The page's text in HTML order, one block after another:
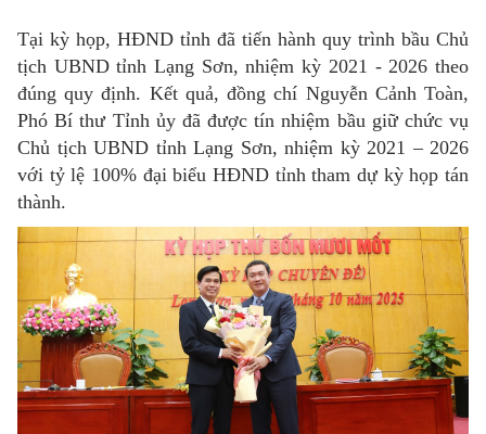
Tại kỳ họp, HĐND tỉnh đã tiến hành quy trình bầu Chủ
tịch UBND tỉnh Lạng Sơn, nhiệm kỳ 2021 - 2026 theo
đúng quy định. Kết quả, đồng chí Nguyễn Cảnh Toàn,
Phó Bí thư Tỉnh ủy đã được tín nhiệm bầu giữ chức vụ
Chủ tịch UBND tỉnh Lạng Sơn, nhiệm kỳ 2021 – 2026
với tỷ lệ 100% đại biểu HĐND tỉnh tham dự kỳ họp tán
thành.